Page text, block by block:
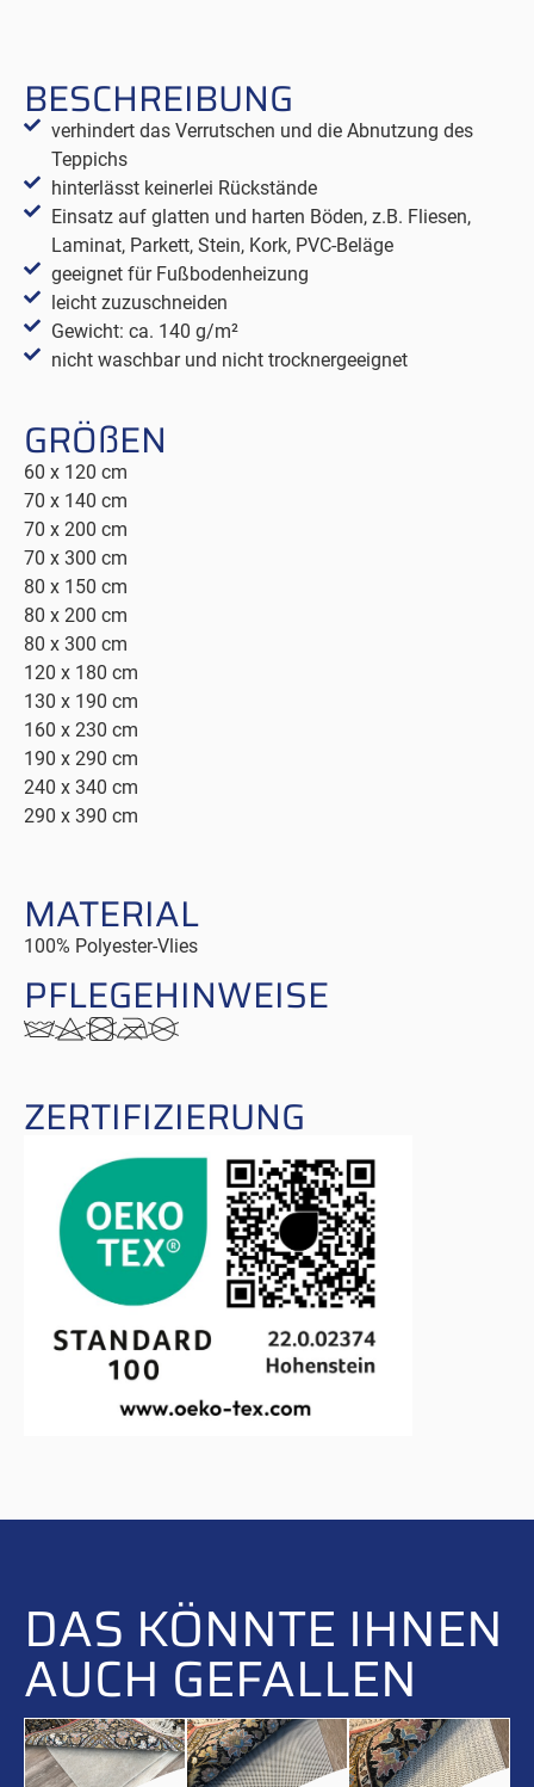
BESCHREIBUNG
verhindert das Verrutschen und die Abnutzung des
Teppichs
hinterlässt keinerlei Rückstände
Einsatz auf glatten und harten Böden, z.B. Fliesen,
Laminat, Parkett, Stein, Kork, PVC-Beläge
geeignet für Fußbodenheizung
leicht zuzuschneiden
Gewicht: ca. 140 g/m²
nicht waschbar und nicht trocknergeeignet
GRÖßEN
60 x 120 cm
70 x 140 cm
70 x 200 cm
70 x 300 cm
80 x 150 cm
80 x 200 cm
80 x 300 cm
120 x 180 cm
130 x 190 cm
160 x 230 cm
190 x 290 cm
240 x 340 cm
290 x 390 cm
MATERIAL
100% Polyester-Vlies
PFLEGE­HINWEISE
ZERTI­FIZIERUNG
DAS KÖNNTE IHNEN
AUCH GEFALLEN